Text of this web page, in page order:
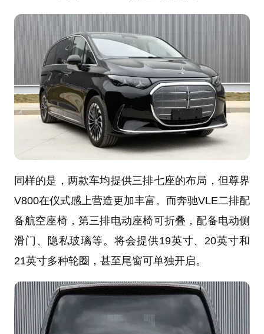
同样的是，两款车均提供三排七座的布局，但尊界
V800在仪式感上营造更加丰富。而奔驰VLE二排配
备航空座椅，第三排电动座椅可折叠，配备电动侧
滑门、隐私玻璃等。将会提供19英寸、20英寸和
21英寸多种轮圈，甚至尾窗可单独开启。